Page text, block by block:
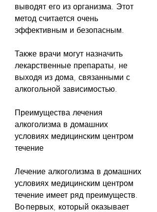
выводят его из организма. Этот
метод считается очень
эффективным и безопасным.
Также врачи могут назначить
лекарственные препараты, не
выходя из дома, связанными с
алкогольной зависимостью.
Преимущества лечения
алкоголизма в домашних
условиях медицинским центром
течение
Лечение алкоголизма в домашних
условиях медицинским центром
течение имеет ряд преимуществ.
Во-первых, который оказывает